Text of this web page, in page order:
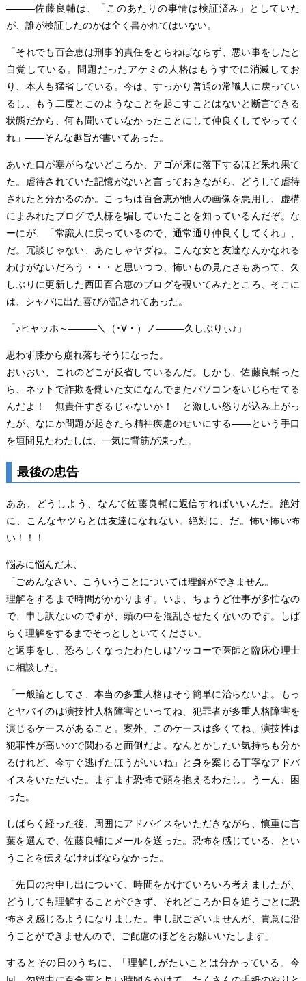
―――佐藤良輔は、「このあたりの事情は検証済み」としていた
が、誰が検証したのかは全く書かれてはいない。
「それでも百合恵は刑事的責任をとらねばならず、悪い事をしたと
自覚している。問題だったアケミの人格はもうすでに消滅してお
り、本人も猛省している。今は、すっかり普通の常識人に戻ってい
るし、もう二度とこのようなことを起こすことはないと断言できる
状態だから、何も聞いていなかったことにして仲良くしてやってく
れ」――そんな趣旨が書いてあった。
あいた口が塞がらないどころか、アゴが床に落下するほど呆れ果て
た。虐待されていた記憶がないと言っておきながら、どうして虐待
されたと分かるのか。こっちは百合恵が他人の画像を悪用し、虚構
にまみれたブログで人様を騙していたことを知っているんだぞ。な
ーにが、「常識人に戻っているので、通常通り仲良くしてくれ」、
だ。冗談じゃない、あたしゃヤダね。こんな女と友達なんかなれる
わけがないだろう・・・と思いつつ、怖いもの見たさもあって、久
しぶりに更新した西田百合恵のブログを覗いてみたところ、そこに
は、シャバに出た喜びが記されてあった。
「♪ヒャッホ～―――＼（･∀・）ノ―――久しぶりぃ♪」
思わず膝から崩れ落ちそうになった。
おいおい、これのどこが反省しているんだ。しかも、佐藤良輔った
ら、ネットで詐欺を働いた女になんでまたパソコンをいじらせてる
んだよ！ 無責任すぎるじゃないか！ と激しい怒りが込み上がっ
たが、なにか問題が起きたら精神疾患のせいにする――という手口
を垣間見たわたしは、一気に背筋が凍った。
最後の忠告
ああ、どうしよう、なんて佐藤良輔に返信すればいいんだ。絶対
に、こんなヤツらとは友達になれない。絶対に、だ。怖い怖い怖
い！！！
悩みに悩んだ末、
「ごめんなさい、こういうことについては理解ができません。
理解をするまで時間がかかります。いま、ちょうど仕事が多忙なの
で、申し訳ないのですが、頭の中を混乱させたくないのです。しば
らく理解をするまでそっとしといてください」
と返事をし、恐ろしくなったわたしはソッコーで医師と臨床心理士
に相談した。
「一般論としてさ、本当の多重人格はそう簡単に治らないよ。もっ
とヤバイのは演技性人格障害といってね、犯罪者が多重人格障害を
演じるケースがあること。案外、このケースは多くてね、演技性は
犯罪性が高いので関わると面倒だよ。なんとかしたい気持ちも分か
るけれど、今すぐ逃げたほうがいいね」と身を案じる丁寧なアドバ
イスをいただいた。ますます恐怖で頭を抱えるわたし。うーん、困
った。
しばらく経った後、周囲にアドバイスをいただきながら、慎重に言
葉を選んで、佐藤良輔にメールを送った。恐怖を感じている、とい
うことを伝えなければならなかった。
「先日のお申し出について、時間をかけていろいろ考えましたが、
どうしても理解することができず、それどころか日を追うごとに恐
怖さえ感じるようになりました。申し訳ございませんが、貴意に沿
うことができませんので、ご配慮のほどをお願いいたします」
するとその日のうちに、「理解しがたいことは分かっている。今